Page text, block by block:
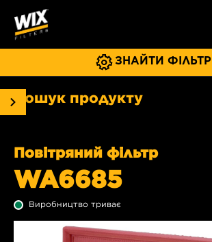
ЗНАЙТИ ФІЛЬТР
Пошук продукту
Повітряний фільтр
WA6685
Виробництво триває